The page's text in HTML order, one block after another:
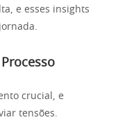
e esses insights
crucial, e
tensões.